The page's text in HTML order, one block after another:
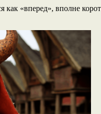
«вперед», вполне